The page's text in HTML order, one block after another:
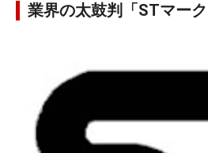
業界の太鼓判「STマー